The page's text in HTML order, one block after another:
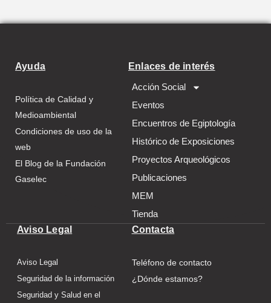
Ayuda
Política de Calidad y
Medioambiental
Condiciones de uso de la
web
El Blog de la Fundación
Gaselec
Enlaces de interés
Acción Social
Eventos
Encuentros de Egiptología
Histórico de Exposiciones
Proyectos Arqueológicos
Publicaciones
MEM
Tienda
Aviso Legal
Aviso Legal
Seguridad de la información
Seguridad y Salud en el
Contacta
Teléfono de contacto
¿Dónde estamos?